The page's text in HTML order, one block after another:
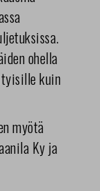
ohella
kuin
myötä
Ky ja